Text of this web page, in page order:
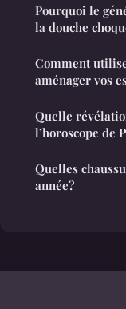
Pourquoi le
la douche
Comment
aménager vos
Quelle
l’horoscope de
Quelles
année?